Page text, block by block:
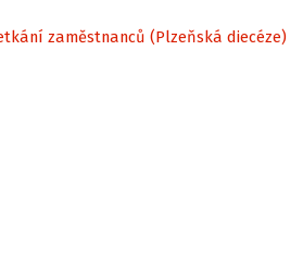
zaměstnanců (Plzeňská diecéze)